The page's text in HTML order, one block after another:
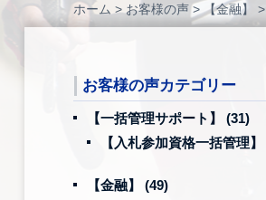
ホーム > お客様の声> 【金融】 >
お客様の声カテゴリー
【一括管理サポート】 (31)
【入札参加資格一括管理】
【金融】 (49)